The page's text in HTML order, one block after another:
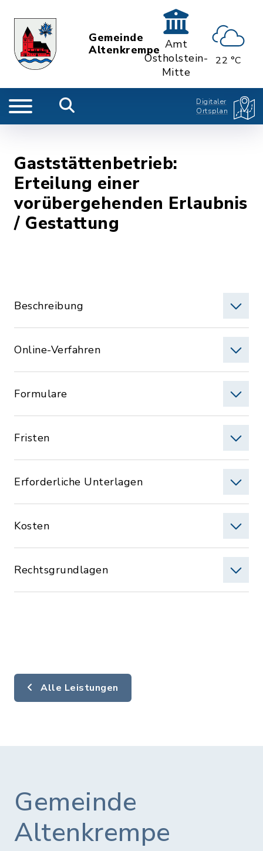
Gemeinde
Altenkrempe Amt
Ostholstein-
Mitte
22 °C
Digitaler
Ortsplan
Gaststättenbetrieb:
Erteilung einer
vorübergehenden Erlaubnis
/ Gestattung
Beschreibung
Online-Verfahren
Formulare
Fristen
Erforderliche Unterlagen
Kosten
Rechtsgrundlagen
Alle Leistungen
Gemeinde
Altenkrempe